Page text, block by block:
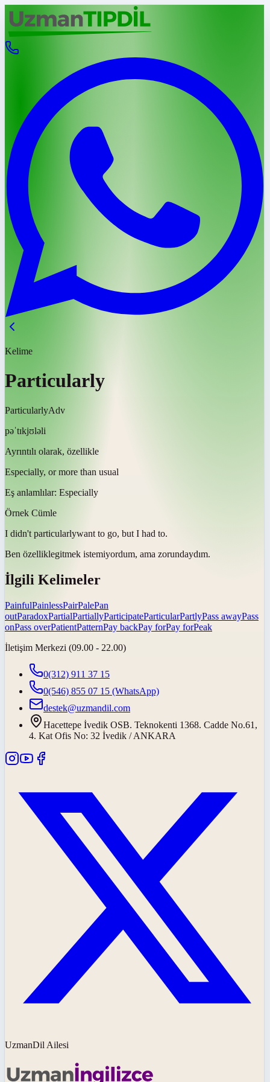
Kelime
Particularly
ParticularlyAdv
pəˈtɪkjʊləli
Ayrıntılı olarak, özellikle
Especially, or more than usual
Eş anlamlılar: Especially
Örnek Cümle
I didn't particularlywant to go, but I had to.
Ben özelliklegitmek istemiyordum, ama zorundaydım.
İlgili Kelimeler
PainfulPainlessPairPalePan
outParadoxPartialPartiallyParticipateParticularPartlyPass awayPass
onPass overPatientPatternPay backPay forPay forPeak
İletişim Merkezi (09.00 - 22.00)
0(312) 911 37 15
0(546) 855 07 15 (WhatsApp)
destek@uzmandil.com
Hacettepe İvedik OSB. Teknokenti 1368. Cadde No.61,
4. Kat Ofis No: 32 İvedik / ANKARA
UzmanDil Ailesi